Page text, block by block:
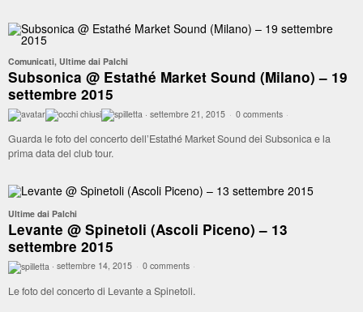
Comunicati, Ultime dai Palchi
Subsonica @ Estathé Market Sound (Milano) – 19
settembre 2015
· settembre 21, 2015 · 0 comments ·
Guarda le foto del concerto dell’Estathé Market Sound dei Subsonica e la
prima data del club tour.
Ultime dai Palchi
Levante @ Spinetoli (Ascoli Piceno) – 13
settembre 2015
· settembre 14, 2015 · 0 comments ·
Le foto del concerto di Levante a Spinetoli.